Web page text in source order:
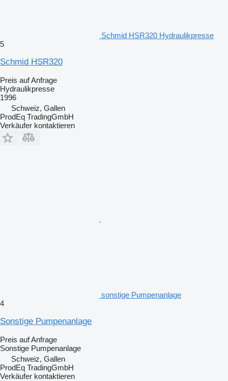
Schmid HSR320 Hydraulikpresse
5
Schmid HSR320
Preis auf Anfrage
Hydraulikpresse
1996
Schweiz, Gallen
ProdEq TradingGmbH
Verkäufer kontaktieren
sonstige Pumpenanlage
4
Sonstige Pumpenanlage
Preis auf Anfrage
Sonstige Pumpenanlage
Schweiz, Gallen
ProdEq TradingGmbH
Verkäufer kontaktieren